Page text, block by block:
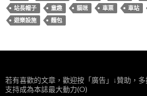
站長帽子
童趣 貓咪 車票 車站
遊樂設施
麵包
若有喜歡的文章，歡迎按「廣告」↓贊助，
支持成為本誌最大動力(O)